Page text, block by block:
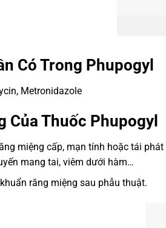
Có Trong Phupogyl
Metronidazole
Của Thuốc Phupogyl
miệng cấp, mạn tính hoặc tái
mang tai, viêm dưới hàm…
răng miệng sau phẫu thuật.